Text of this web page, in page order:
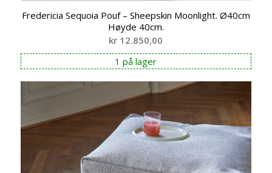
Fredericia Sequoia Pouf – Sheepskin Moonlight. Ø40cm
Høyde 40cm.
kr 12.850,00
1 på lager